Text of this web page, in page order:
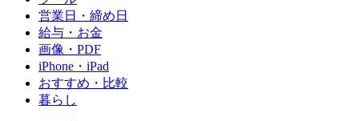
営業日・締め日
給与・お金
画像・PDF
iPhone・iPad
おすすめ・比較
暮らし